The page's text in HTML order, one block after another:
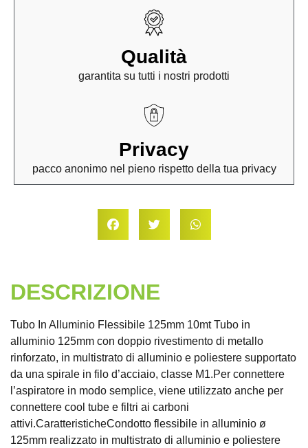
Qualità
garantita su tutti i nostri prodotti
Privacy
pacco anonimo nel pieno rispetto della tua privacy
DESCRIZIONE
Tubo In Alluminio Flessibile 125mm 10mt Tubo in
alluminio 125mm con doppio rivestimento di metallo
rinforzato, in multistrato di alluminio e poliestere supportato
da una spirale in filo d’acciaio, classe M1.Per connettere
l’aspiratore in modo semplice, viene utilizzato anche per
connettere cool tube e filtri ai carboni
attivi.CaratteristicheCondotto flessibile in alluminio ø
125mm realizzato in multistrato di alluminio e poliestere